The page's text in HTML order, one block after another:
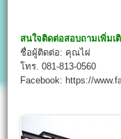
สนใจติดต่อสอบถามเพิ่มเ
ชื่อผู้ติดต่อ: คุณไผ่
โทร. 081-813-0560
Facebook: https://